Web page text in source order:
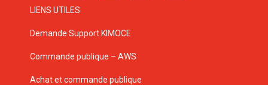
LIENS UTILES
Demande Support KIMOCE
Commande publique – AWS
Achat et commande publique